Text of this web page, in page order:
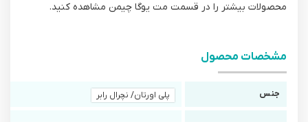
محصولات بیشتر را در قسمت مت یوگا چیمن مشاهده کنید.
مشخصات محصول
جنس پلی اورتان/ نچرال رابر